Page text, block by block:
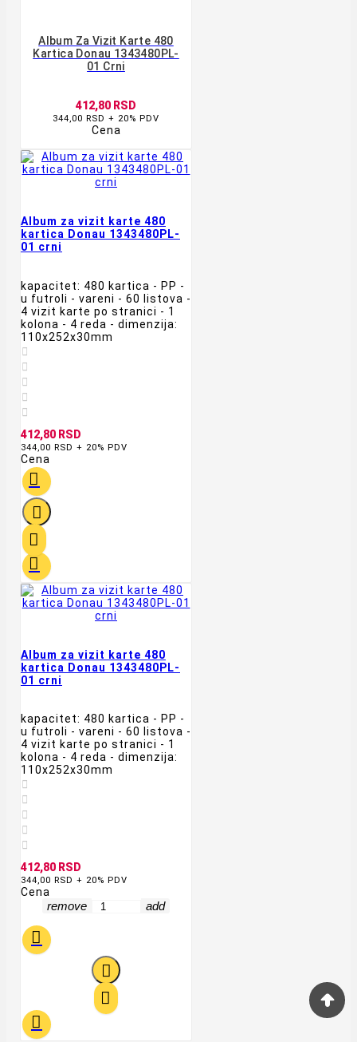
Album Za Vizit Karte 480
Kartica Donau 1343480PL-
01 Crni
412,80 RSD
344,00 RSD + 20% PDV
Cena
Album za vizit karte 480
kartica Donau 1343480PL-
01 crni
kapacitet: 480 kartica - PP -
u futroli - vareni - 60 listova -
4 vizit karte po stranici - 1
kolona - 4 reda - dimenzija:
110x252x30mm





412,80 RSD
344,00 RSD + 20% PDV
Cena




Album za vizit karte 480
kartica Donau 1343480PL-
01 crni
kapacitet: 480 kartica - PP -
u futroli - vareni - 60 listova -
4 vizit karte po stranici - 1
kolona - 4 reda - dimenzija:
110x252x30mm





412,80 RSD
344,00 RSD + 20% PDV
Cena
remove add



